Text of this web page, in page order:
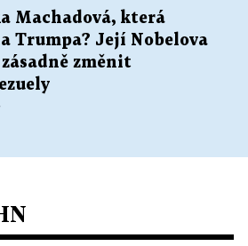
Machadová, která
Trumpa? Její Nobelova
změnit